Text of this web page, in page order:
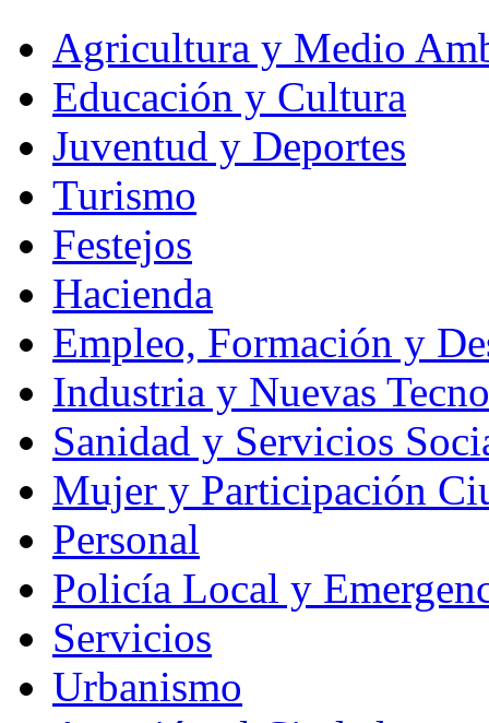
Agricultura y Medio
Educación y Cultura
Juventud y Deportes
Turismo
Festejos
Hacienda
Empleo, Formación y
Industria y Nuevas
Sanidad y Servicios
Mujer y Participación
Personal
Policía Local y
Servicios
Urbanismo